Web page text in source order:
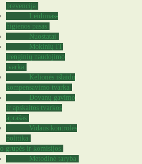
prevencija
Leidimas-
higienos pasas
Nuostatai
Mokinių IT
įrenginių naudojimo
tvarka
Kelionės išlaidų
kompensavimo tvarka
Dovanų gavimo
ir apskaitos tvarkos
aprašas
Vidaus kontrolės
politika
grupės ir komisijos
Metodinė taryba